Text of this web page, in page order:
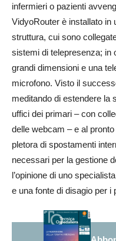
infermieri o pazienti
VidyoRouter è installato in
struttura, cui sono
sistemi di telepresenza; in
grandi dimensioni e una
microfono. Visto il
meditando di estendere la
uffici dei primari – con
delle webcam – e al
pletora di spostamenti
necessari per la gestione
l’opinione di uno
e una fonte di disagio per i